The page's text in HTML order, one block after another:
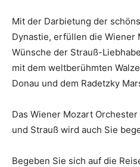
Mit der Darbietung der
Dynastie, erfüllen die Wiener
Wünsche der Strauß-
mit dem weltberühmten
Donau und dem Radetzky
Das Wiener Mozart
und Strauß wird auch Sie
Begeben Sie sich auf die